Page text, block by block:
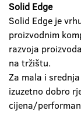
Solid Edge
Solid Edge je
proizvodnim
razvoja
na tržištu.
Za mala i
izuzetno dobro
cijena/